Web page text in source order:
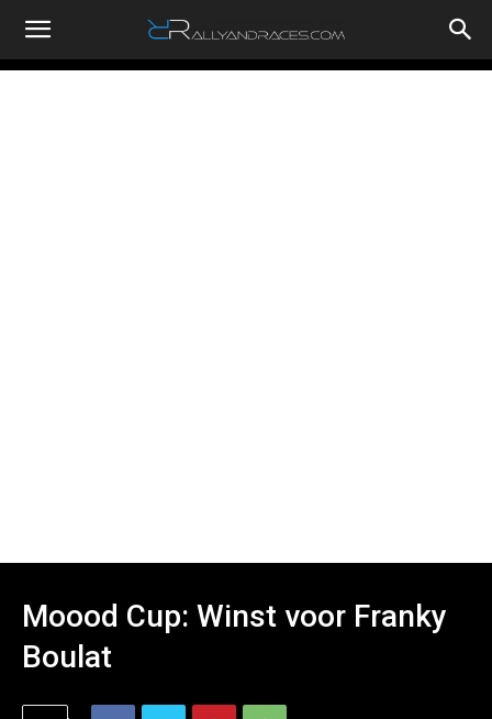
RallyandRaces.com
Moood Cup: Winst voor Franky
Boulat